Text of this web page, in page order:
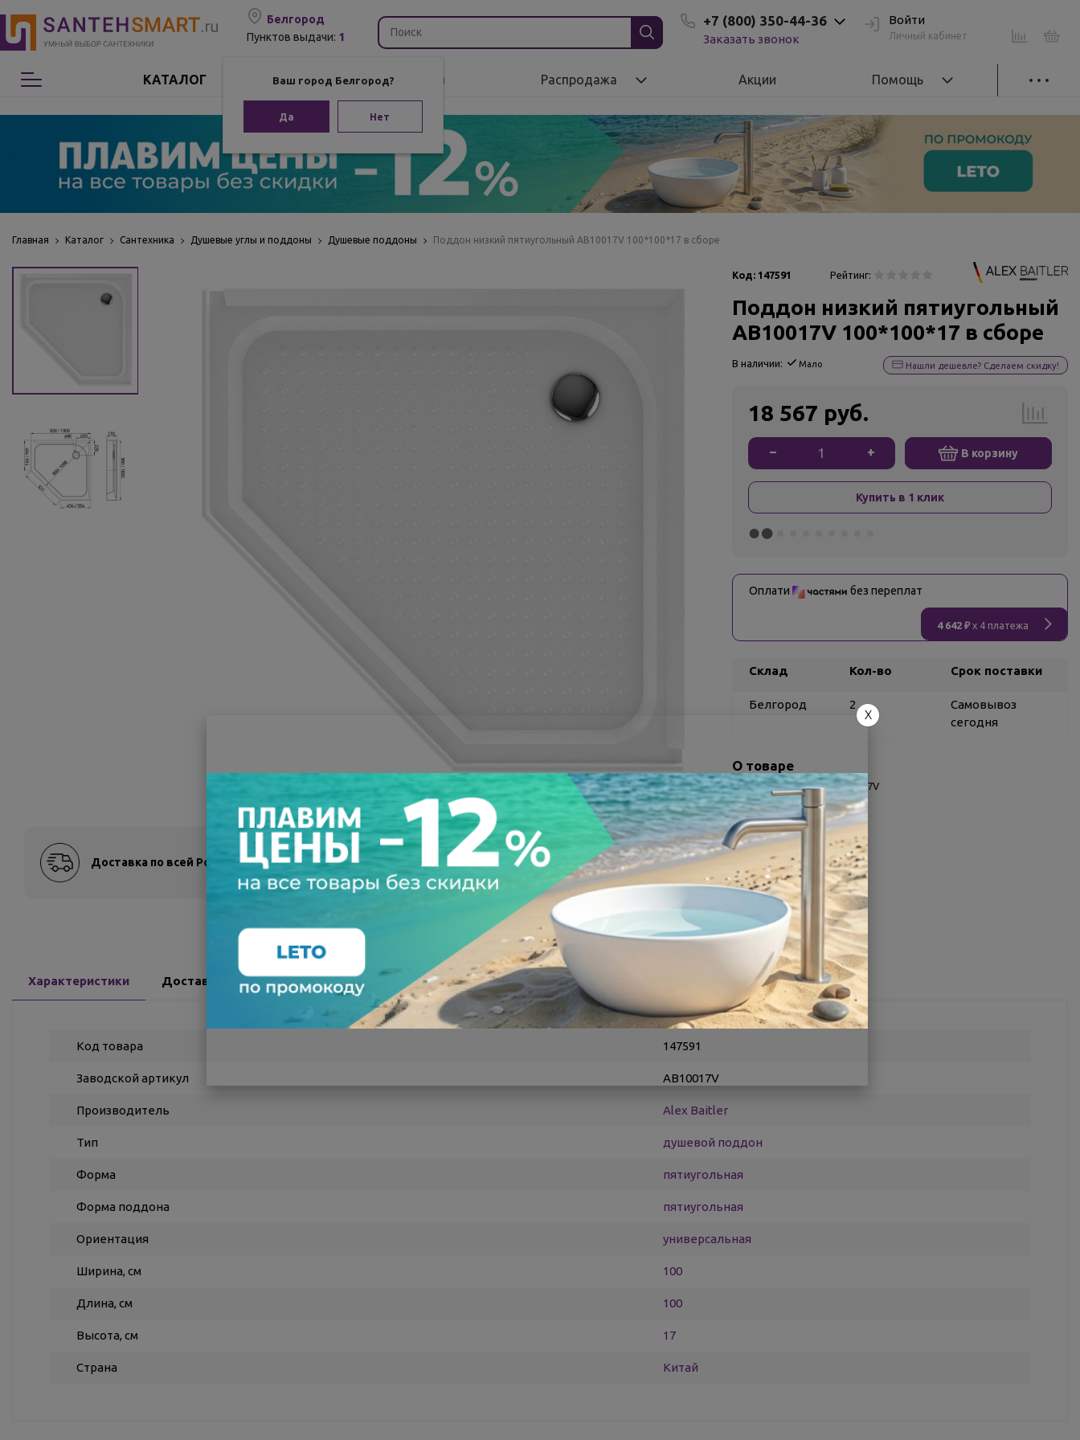
Белгород
Пунктов выдачи: 1
Ваш город Белгород?
Да Нет
+7 (800) 350-44-36
Заказать звонок
Войти
Личный кабинет
КАТАЛОГ
Сантехника
Мебель для ванной
Аксессуары для ванной
Бренды Распродажа Акции Помощь
Главная Каталог Сантехника Душевые углы и поддоны Душевые поддоны Поддон низкий пятиугольный AB10017V 100*100*17 в сборе
Доставка по всей России Оплата после осмотра Всегда низкие цены
Код: 147591 Рейтинг:
Поддон низкий пятиугольный
AB10017V 100*100*17 в сборе
В наличии: Мало Нашли дешевле? Сделаем скидку!
18 567 руб.
− + В корзину
Купить в 1 клик
Оплати без переплат
4 642 ₽x 4 платежа
Склад Кол-во Срок поставки
Белгород 2
Самовывоз
сегодня
О товаре
Заводской артикул: AB10017V
Производитель: Alex Baitler
Страна: Китай
Другие характеристики
Поделиться
Характеристики Доставка Отзывы
Код товара 147591
Заводской артикул AB10017V
Производитель Alex Baitler
Тип душевой поддон
Форма пятиугольная
Форма поддона пятиугольная
Ориентация универсальная
Ширина, см 100
Длина, см 100
Высота, см 17
Страна Китай
X